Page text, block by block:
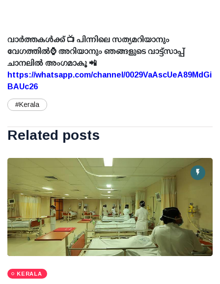
വാർത്തകൾക്ക് 📺 പിന്നിലെ സത്യമറിയാനും
വേഗത്തിൽ⌚ അറിയാനും ഞങ്ങളുടെ വാട്ട്സാപ്പ്
ചാനലിൽ അംഗമാകൂ 📲
https://whatsapp.com/channel/0029VaAscUeA89MdGi
BAUc26
#Kerala
Related posts
KERALA